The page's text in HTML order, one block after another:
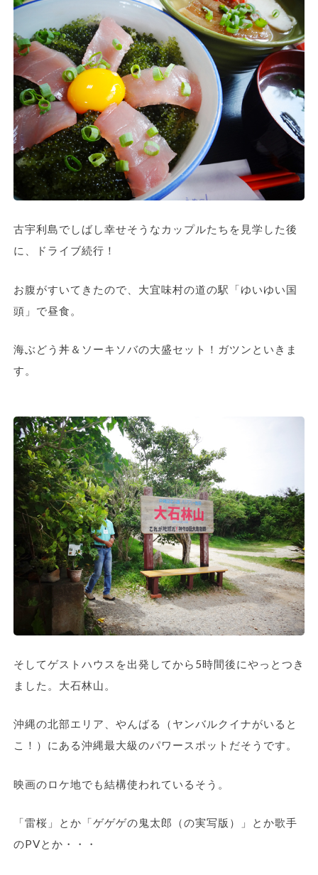
古宇利島でしばし幸せそうなカップルたちを見学した後
に、ドライブ続行！
お腹がすいてきたので、大宜味村の道の駅「ゆいゆい国
頭」で昼食。
海ぶどう丼＆ソーキソバの大盛セット！ガツンといきま
す。
そしてゲストハウスを出発してから5時間後にやっとつき
ました。大石林山。
沖縄の北部エリア、やんばる（ヤンバルクイナがいると
こ！）にある沖縄最大級のパワースポットだそうです。
映画のロケ地でも結構使われているそう。
「雷桜」とか「ゲゲゲの鬼太郎（の実写版）」とか歌手
のPVとか・・・